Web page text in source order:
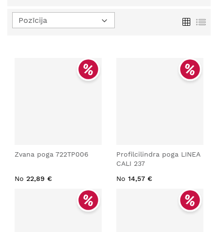
Režģis
Zvana poga 722TP006
No 22,89 €
Profilcilindra poga LINEA
CALI 237
No 14,57 €